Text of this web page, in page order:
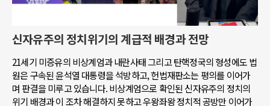
신자유주의 정치위기의 계급적 배경과 전망
21세기 미증유의 비상계엄과 내란사태 그리고 탄핵정국의 형성에도 법
원은 구속된 윤석열 대통령을 석방하고, 헌법재판소는 평의를 이어가
며 판결을 미루고 있습니다. 비상계엄으로 확인된 신자유주의 정치의
위기 배경과 이 조차 해결하지 못하고 우왕좌왕 정치적 공방만 이어가